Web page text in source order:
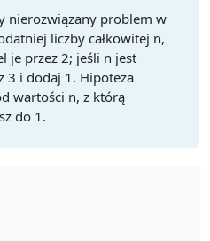
nierozwiązany problem w
liczby całkowitej n,
je przez 2; jeśli n jest
3 i dodaj 1. Hipoteza
wartości n, z którą
do 1.